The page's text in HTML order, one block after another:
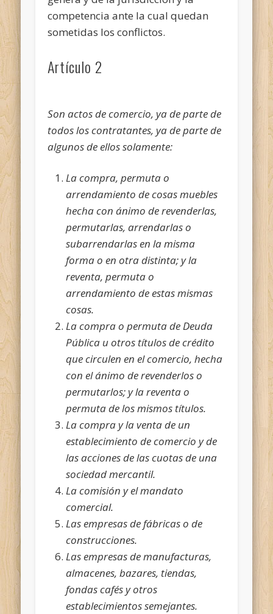
competencia ante la cual quedan
sometidas los conflictos.
Artículo 2
Son actos de comercio, ya de parte de
todos los contratantes, ya de parte de
algunos de ellos solamente:
La compra, permuta o
arrendamiento de cosas muebles
hecha con ánimo de revenderlas,
permutarlas, arrendarlas o
subarrendarlas en la misma
forma o en otra distinta; y la
reventa, permuta o
arrendamiento de estas mismas
cosas.
La compra o permuta de Deuda
Pública u otros títulos de crédito
que circulen en el comercio, hecha
con el ánimo de revenderlos o
permutarlos; y la reventa o
permuta de los mismos títulos.
La compra y la venta de un
establecimiento de comercio y de
las acciones de las cuotas de una
sociedad mercantil.
La comisión y el mandato
comercial.
Las empresas de fábricas o de
construcciones.
Las empresas de manufacturas,
almacenes, bazares, tiendas,
fondas cafés y otros
establecimientos semejantes.